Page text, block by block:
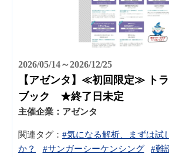
2026/05/14～2026/12/25
【アゼンタ】≪初回限定≫ ト
ブック ★終了日未定
主催企業： アゼンタ
関連タグ： #気になる解析、まずは試
か？
#サンガーシーケンシング #難